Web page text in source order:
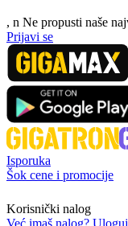
, n Ne propusti naše
Prijavi se
Isporuka
Šok cene i promocije
Korisnički nalog
Već imaš nalog? Uloguj